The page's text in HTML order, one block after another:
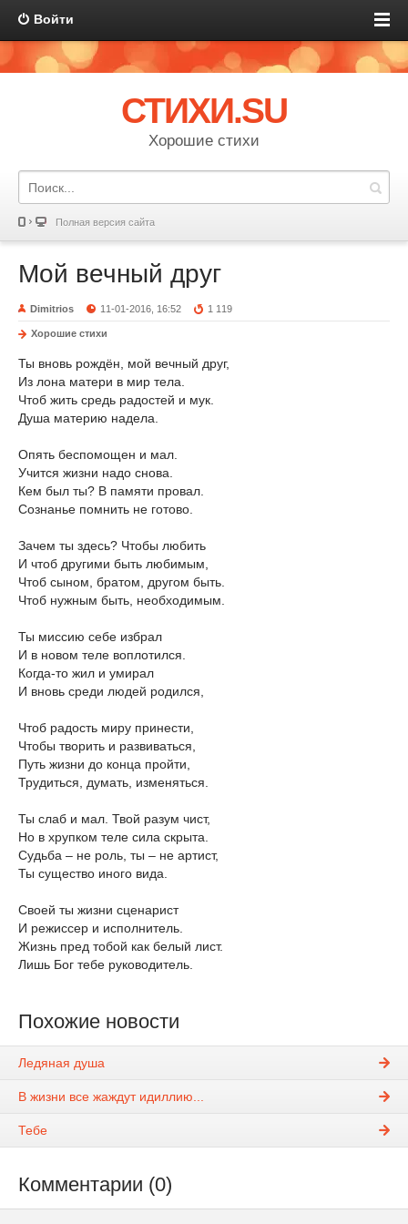
Войти
СТИХИ.SU
Хорошие стихи
Полная версия сайта
Мой вечный друг
Dimitrios 11-01-2016, 16:52 1 119
Хорошие стихи
Ты вновь рождён, мой вечный друг,
Из лона матери в мир тела.
Чтоб жить средь радостей и мук.
Душа материю надела.
Опять беспомощен и мал.
Учится жизни надо снова.
Кем был ты? В памяти провал.
Сознанье помнить не готово.
Зачем ты здесь? Чтобы любить
И чтоб другими быть любимым,
Чтоб сыном, братом, другом быть.
Чтоб нужным быть, необходимым.
Ты миссию себе избрал
И в новом теле воплотился.
Когда-то жил и умирал
И вновь среди людей родился,
Чтоб радость миру принести,
Чтобы творить и развиваться,
Путь жизни до конца пройти,
Трудиться, думать, изменяться.
Ты слаб и мал. Твой разум чист,
Но в хрупком теле сила скрыта.
Судьба – не роль, ты – не артист,
Ты существо иного вида.
Своей ты жизни сценарист
И режиссер и исполнитель.
Жизнь пред тобой как белый лист.
Лишь Бог тебе руководитель.
Похожие новости
Ледяная душа
В жизни все жаждут идиллию...
Тебе
Комментарии (0)